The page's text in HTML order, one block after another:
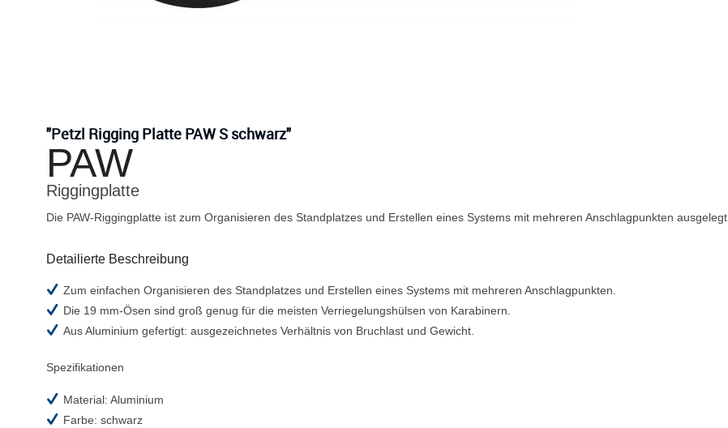
"Petzl Rigging Platte PAW S schwarz"
PAW
Riggingplatte
Die PAW-Riggingplatte ist zum Organisieren des Standplatzes und Erstellen eines Systems mit mehreren Anschlagpunkten ausgelegt.
Detailierte Beschreibung
Zum einfachen Organisieren des Standplatzes und Erstellen eines Systems mit mehreren Anschlagpunkten.
Die 19 mm-Ösen sind groß genug für die meisten Verriegelungshülsen von Karabinern.
Aus Aluminium gefertigt: ausgezeichnetes Verhältnis von Bruchlast und Gewicht.
Spezifikationen
Material: Aluminium
Farbe: schwarz